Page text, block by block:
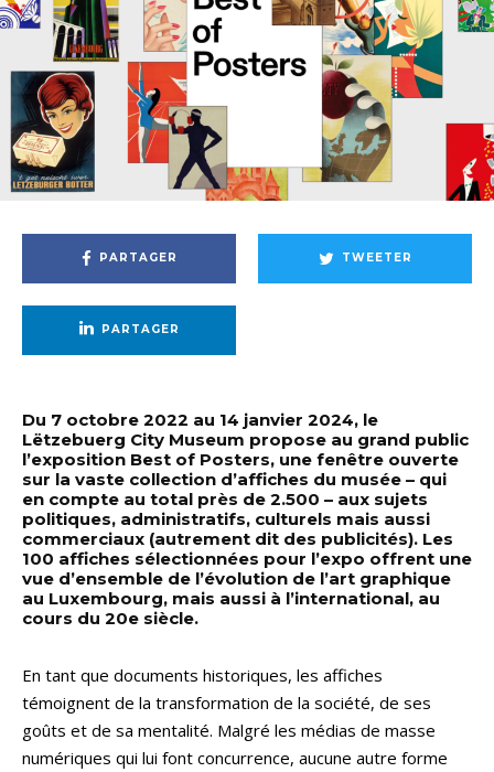
PARTAGER TWEETER
PARTAGER
Du 7 octobre 2022 au 14 janvier 2024, le
Lëtzebuerg City Museum propose au grand public
l’exposition Best of Posters, une fenêtre ouverte
sur la vaste collection d’affiches du musée – qui
en compte au total près de 2.500 – aux sujets
politiques, administratifs, culturels mais aussi
commerciaux (autrement dit des publicités). Les
100 affiches sélectionnées pour l’expo offrent une
vue d’ensemble de l’évolution de l’art graphique
au Luxembourg, mais aussi à l’international, au
cours du 20e siècle.
En tant que documents historiques, les affiches
témoignent de la transformation de la société, de ses
goûts et de sa mentalité. Malgré les médias de masse
numériques qui lui font concurrence, aucune autre forme